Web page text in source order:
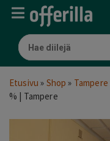
Etusivu » Shop » Tampere
% | Tampere